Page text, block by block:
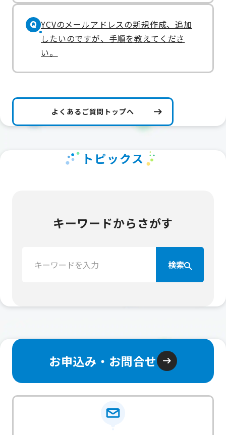
Q YCVのメールアドレスの新規作成、追加
したいのですが、手順を教えてくださ
い。
よくあるご質問トップへ
トピックス
キーワードからさがす
索：
検索
お申込み・お問合せ